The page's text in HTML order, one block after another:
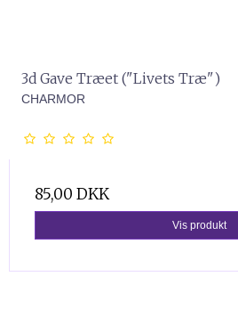
3d Gave Træet ("Livets Træ")
CHARMOR
85,00 DKK
Vis produkt